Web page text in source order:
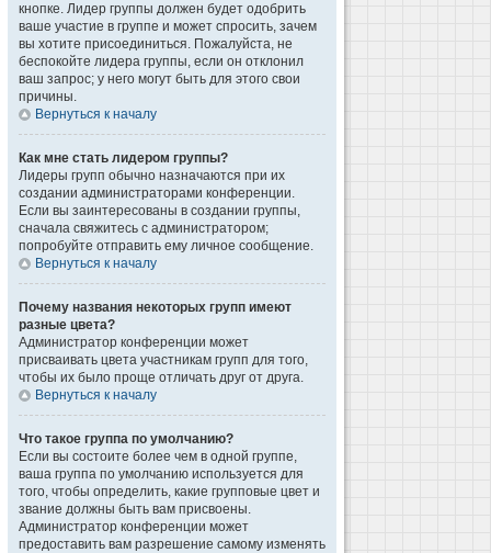
кнопке. Лидер группы должен будет одобрить
ваше участие в группе и может спросить, зачем
вы хотите присоединиться. Пожалуйста, не
беспокойте лидера группы, если он отклонил
ваш запрос; у него могут быть для этого свои
причины.
Вернуться к началу
Как мне стать лидером группы?
Лидеры групп обычно назначаются при их
создании администраторами конференции.
Если вы заинтересованы в создании группы,
сначала свяжитесь с администратором;
попробуйте отправить ему личное сообщение.
Вернуться к началу
Почему названия некоторых групп имеют
разные цвета?
Администратор конференции может
присваивать цвета участникам групп для того,
чтобы их было проще отличать друг от друга.
Вернуться к началу
Что такое группа по умолчанию?
Если вы состоите более чем в одной группе,
ваша группа по умолчанию используется для
того, чтобы определить, какие групповые цвет и
звание должны быть вам присвоены.
Администратор конференции может
предоставить вам разрешение самому изменять